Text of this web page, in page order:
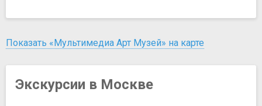
Показать «Мультимедиа Арт Музей» на карте
Экскурсии в Москве